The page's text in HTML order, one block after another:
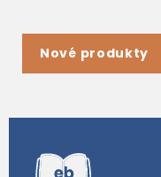
Nové produkty